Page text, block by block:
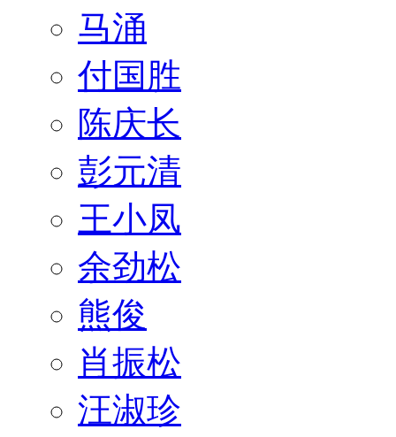
马涌
付国胜
陈庆长
彭元清
王小凤
余劲松
熊俊
肖振松
汪淑珍